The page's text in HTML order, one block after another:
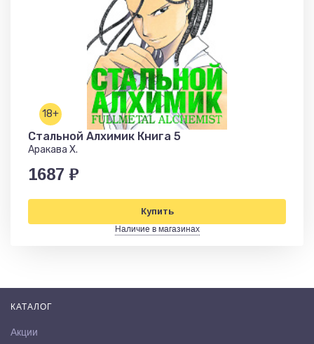
18+
Стальной Алхимик Книга 5
Аракава Х.
1687 ₽
Купить
Наличие в магазинах
КАТАЛОГ
Акции